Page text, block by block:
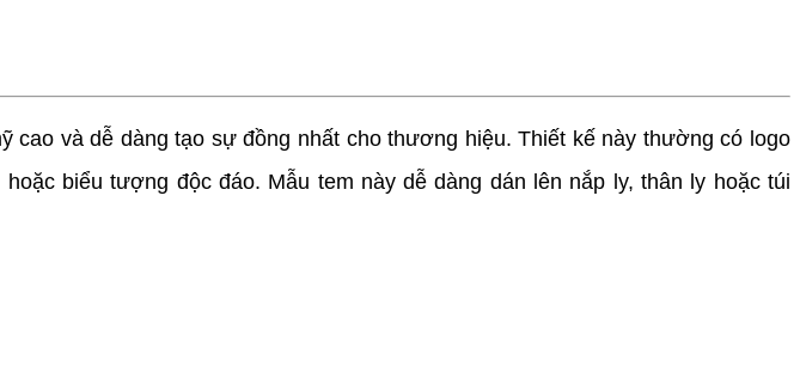
và dễ dàng tạo sự đồng nhất cho thương hiệu. Thiết kế này thường có logo
biểu tượng độc đáo. Mẫu tem này dễ dàng dán lên nắp ly, thân ly hoặc túi